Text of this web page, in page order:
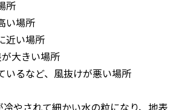
所
い場所
近い場所
大きい場所
るなど、風抜けが悪い場所
やされて細かい水の粒になり、地表